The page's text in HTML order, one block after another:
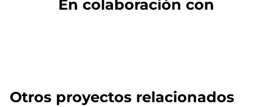
En colaboración con
Otros proyectos relacionados